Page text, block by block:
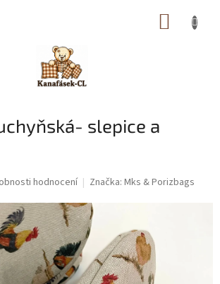
slepice a
hodnocení Značka: Mks & Porizbags